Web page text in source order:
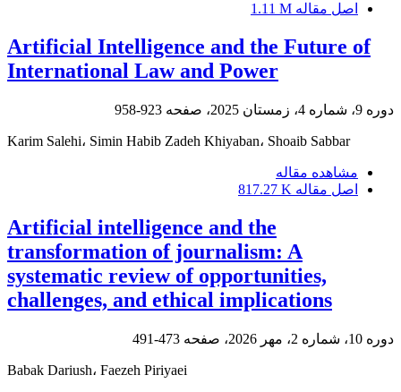
اصل مقاله 1.11 M
Artificial Intelligence and the Future of
International Law and Power
دوره 9، شماره 4، زمستان 2025، صفحه 923-958
Karim Salehi، Simin Habib Zadeh Khiyaban، Shoaib Sabbar
مشاهده مقاله
اصل مقاله 817.27 K
Artificial intelligence and the
transformation of journalism: A
systematic review of opportunities,
challenges, and ethical implications
دوره 10، شماره 2، مهر 2026، صفحه 473-491
Babak Dariush، Faezeh Piriyaei